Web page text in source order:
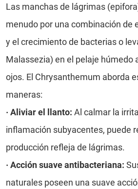
Las manchas de lágrimas
menudo por una combinación de
y el crecimiento de bacterias o
Malassezia) en el pelaje húmedo
ojos. El Chrysanthemum aborda
maneras:
· Aliviar el llanto: Al calmar la
inflamación subyacentes, puede
producción refleja de lágrimas.
· Acción suave antibacteriana:
naturales poseen una suave